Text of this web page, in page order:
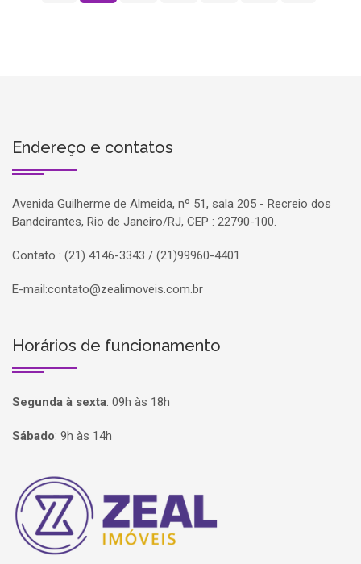
Endereço e contatos
Avenida Guilherme de Almeida, nº 51, sala 205 - Recreio dos
Bandeirantes, Rio de Janeiro/RJ, CEP : 22790-100.
Contato : (21) 4146-3343 / (21)99960-4401
E-mail:contato@zealimoveis.com.br
Horários de funcionamento
Segunda à sexta: 09h às 18h
Sábado: 9h às 14h
Página inicial